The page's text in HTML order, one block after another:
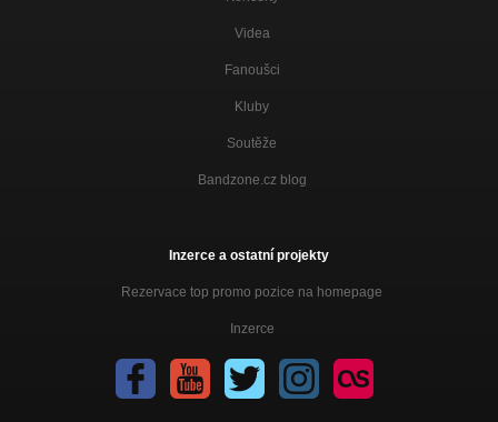
Videa
Fanoušci
Kluby
Soutěže
Bandzone.cz blog
Inzerce a ostatní projekty
Rezervace top promo pozice na homepage
Inzerce